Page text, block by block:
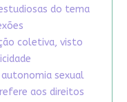
do tema
coletiva, visto
sexual
aos direitos